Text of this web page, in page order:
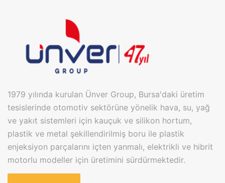
1979 yılında kurulan Ünver Group, Bursa'daki üretim
tesislerinde otomotiv sektörüne yönelik hava, su, yağ
ve yakıt sistemleri için kauçuk ve silikon hortum,
plastik ve metal şekillendirilmiş boru ile plastik
enjeksiyon parçalarını içten yanmalı, elektrikli ve hibrit
motorlu modeller için üretimini sürdürmektedir.